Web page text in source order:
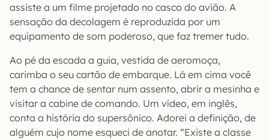
assiste a um filme projetado no casco do avião. A
sensação da decolagem é reproduzida por um
equipamento de som poderoso, que faz tremer tudo.
Ao pé da escada a guia, vestida de aeromoça,
carimba o seu cartão de embarque. Lá em cima você
tem a chance de sentar num assento, abrir a mesinha e
visitar a cabine de comando. Um vídeo, em inglês,
conta a história do supersônico. Adorei a definição, de
alguém cujo nome esqueci de anotar. “Existe a classe